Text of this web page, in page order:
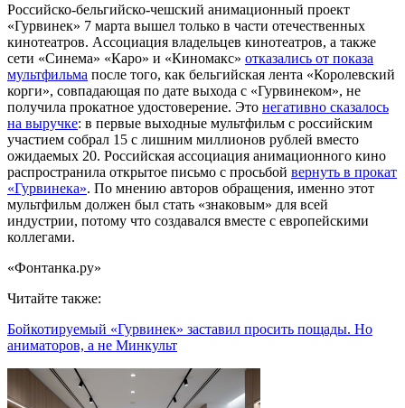
Российско-бельгийско-чешский анимационный проект
«Гурвинек» 7 марта вышел только в части отечественных
кинотеатров. Ассоциация владельцев кинотеатров, а также
сети «Синема» «Каро» и «Киномакс» отказались от показа
мультфильма после того, как бельгийская лента «Королевский
корги», совпадающая по дате выхода с «Гурвинеком», не
получила прокатное удостоверение. Это негативно сказалось
на выручке: в первые выходные мультфильм с российским
участием собрал 15 c лишним миллионов рублей вместо
ожидаемых 20. Российская ассоциация анимационного кино
распространила открытое письмо с просьбой вернуть в прокат
«Гурвинека». По мнению авторов обращения, именно этот
мультфильм должен был стать «знаковым» для всей
индустрии, потому что создавался вместе с европейскими
коллегами.
«Фонтанка.ру»
Читайте также:
Бойкотируемый «Гурвинек» заставил просить пощады. Но
аниматоров, а не Минкульт